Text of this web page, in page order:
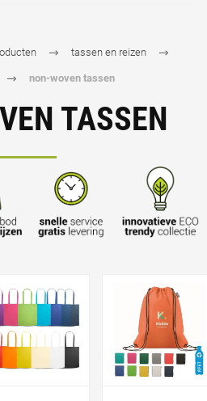
tassen en reizen
non-woven tassen
TASSEN